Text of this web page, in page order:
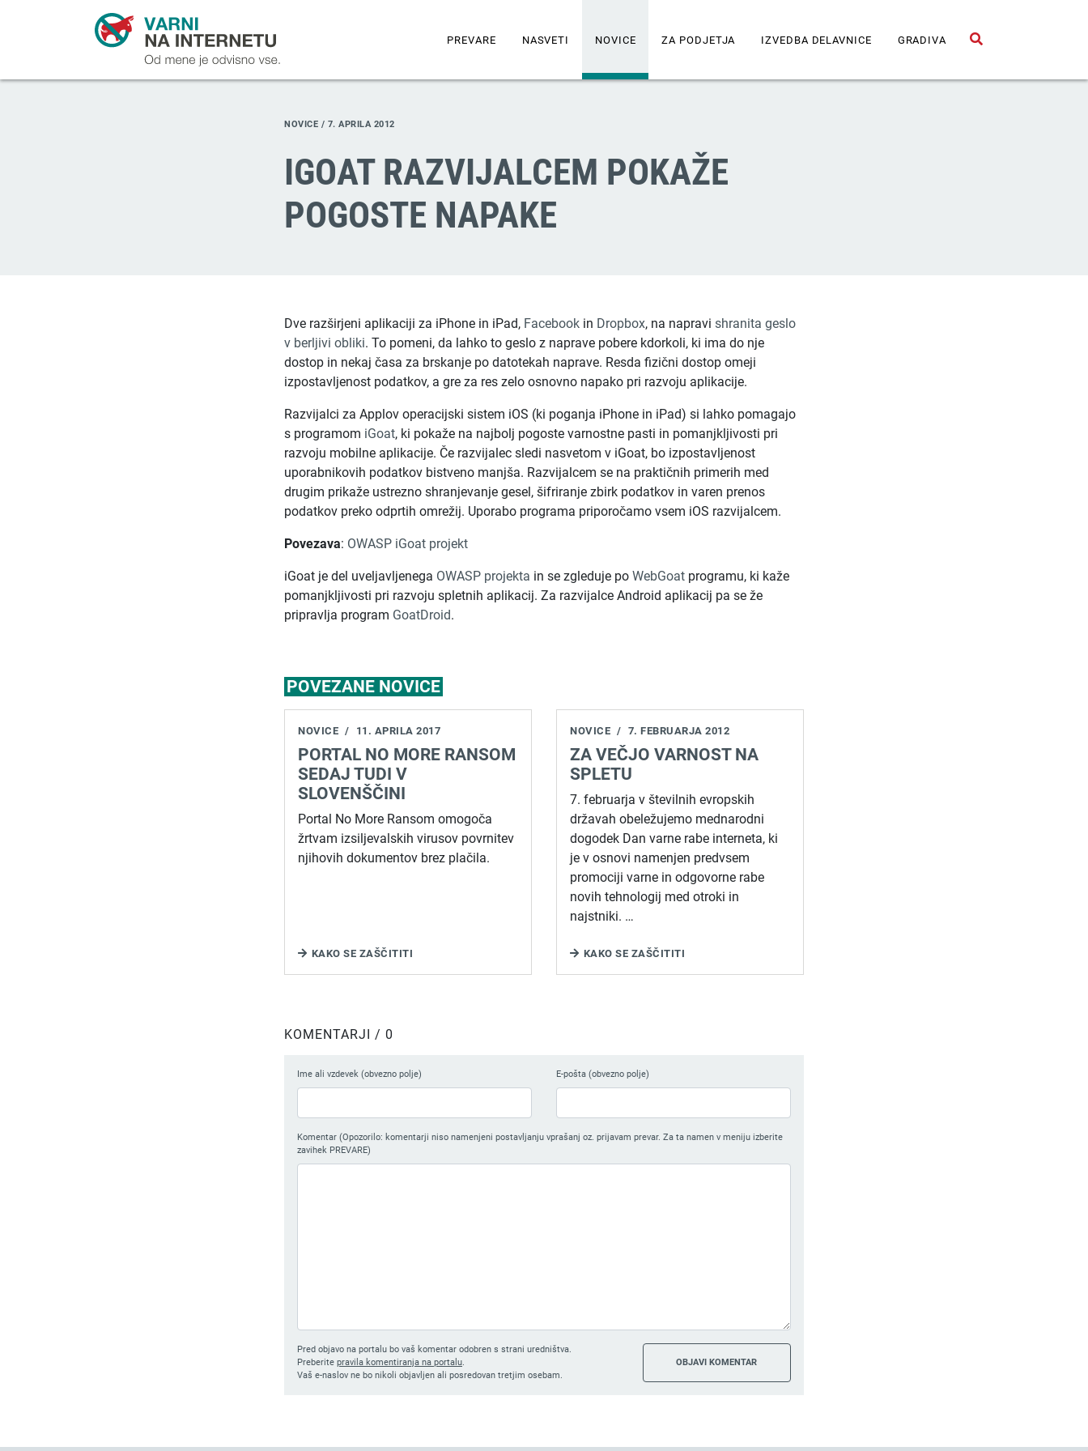
PREVARE NASVETI NOVICE ZA PODJETJA IZVEDBA DELAVNICE GRADIVA
NOVICE / 7. APRILA 2012
IGOAT RAZVIJALCEM POKAŽE
POGOSTE NAPAKE
Dve razširjeni aplikaciji za iPhone in iPad, Facebook in Dropbox, na napravi shranita geslo
v berljivi obliki. To pomeni, da lahko to geslo z naprave pobere kdorkoli, ki ima do nje
dostop in nekaj časa za brskanje po datotekah naprave. Resda fizični dostop omeji
izpostavljenost podatkov, a gre za res zelo osnovno napako pri razvoju aplikacije.
Razvijalci za Applov operacijski sistem iOS (ki poganja iPhone in iPad) si lahko pomagajo
s programom iGoat, ki pokaže na najbolj pogoste varnostne pasti in pomanjkljivosti pri
razvoju mobilne aplikacije. Če razvijalec sledi nasvetom v iGoat, bo izpostavljenost
uporabnikovih podatkov bistveno manjša. Razvijalcem se na praktičnih primerih med
drugim prikaže ustrezno shranjevanje gesel, šifriranje zbirk podatkov in varen prenos
podatkov preko odprtih omrežij. Uporabo programa priporočamo vsem iOS razvijalcem.
Povezava: OWASP iGoat projekt
iGoat je del uveljavljenega OWASP projekta in se zgleduje po WebGoat programu, ki kaže
pomanjkljivosti pri razvoju spletnih aplikacij. Za razvijalce Android aplikacij pa se že
pripravlja program GoatDroid.
POVEZANE NOVICE
NOVICE / 11. APRILA 2017
PORTAL NO MORE RANSOM
SEDAJ TUDI V
SLOVENŠČINI
Portal No More Ransom omogoča
žrtvam izsiljevalskih virusov povrnitev
njihovih dokumentov brez plačila.
KAKO SE ZAŠČITITI
NOVICE / 7. FEBRUARJA 2012
ZA VEČJO VARNOST NA
SPLETU
7. februarja v številnih evropskih
državah obeležujemo mednarodni
dogodek Dan varne rabe interneta, ki
je v osnovi namenjen predvsem
promociji varne in odgovorne rabe
novih tehnologij med otroki in
najstniki. …
KAKO SE ZAŠČITITI
KOMENTARJI / 0
Ime ali vzdevek (obvezno polje) E-pošta (obvezno polje)
Komentar (Opozorilo: komentarji niso namenjeni postavljanju vprašanj oz. prijavam prevar. Za ta namen v meniju izberite
zavihek PREVARE)
Pred objavo na portalu bo vaš komentar odobren s strani uredništva.
Preberite pravila komentiranja na portalu.
Vaš e-naslov ne bo nikoli objavljen ali posredovan tretjim osebam.